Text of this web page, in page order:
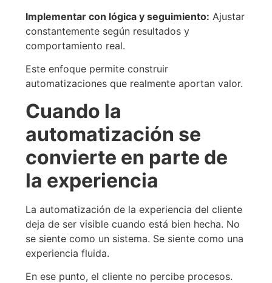
Implementar con lógica y seguimiento: Ajustar
constantemente según resultados y
comportamiento real.
Este enfoque permite construir
automatizaciones que realmente aportan valor.
Cuando la
automatización se
convierte en parte de
la experiencia
La automatización de la experiencia del cliente
deja de ser visible cuando está bien hecha. No
se siente como un sistema. Se siente como una
experiencia fluida.
En ese punto, el cliente no percibe procesos.